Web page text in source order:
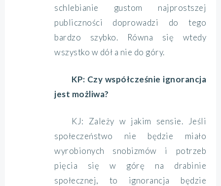
schlebianie gustom najprostszej
publiczności doprowadzi do tego
bardzo szybko. Równa się wtedy
wszystko w dół a nie do góry.
KP: Czy współcześnie ignorancja
jest możliwa?
KJ: Zależy w jakim sensie. Jeśli
społeczeństwo nie będzie miało
wyrobionych snobizmów i potrzeb
pięcia się w górę na drabinie
społecznej, to ignorancja będzie